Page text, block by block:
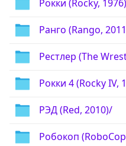
Рокки (Rocky,
Ранго (Rango,
Рестлер (The
Рокки 4 (Rocky IV,
РЭД (Red, 2010)/
Робокоп